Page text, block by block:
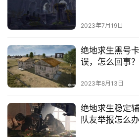
2023年7月19日
绝地求生黑号
误，怎么回事？
2023年8月13日
绝地求生稳定
队友举报怎么办